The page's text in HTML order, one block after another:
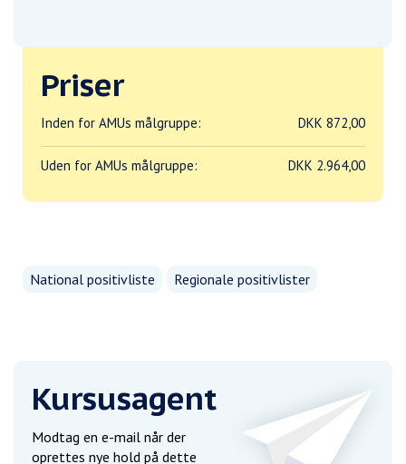
Priser
Inden for AMUs målgruppe: DKK 872,00
Uden for AMUs målgruppe: DKK 2.964,00
National positivliste Regionale positivlister
Kursusagent
Modtag en e-mail når der
oprettes nye hold på dette